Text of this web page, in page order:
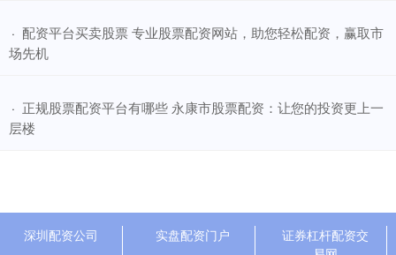
· ​配资平台买卖股票 专业股票配资网站，助您轻松配资，赢取市
场先机
· ​正规股票配资平台有哪些 永康市股票配资：让您的投资更上一
层楼
深圳配资公司 实盘配资门户
证券杠杆配资交